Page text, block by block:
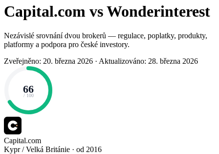
Capital.com vsWonderinterest
Nezávislé srovnání dvou brokerů — regulace, poplatky, produkty,
platformy a podpora pro české investory.
Zveřejněno: 20. března 2026 · Aktualizováno: 28. března 2026
66
/ 100
Capital.com
Kypr / Velká Británie · od 2016